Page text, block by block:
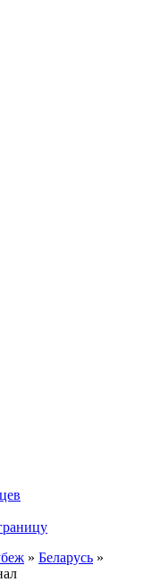
» Беларусь »